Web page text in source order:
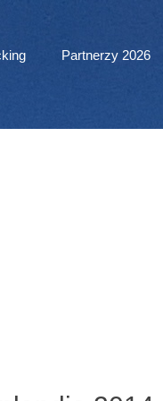
Partnerzy 2026